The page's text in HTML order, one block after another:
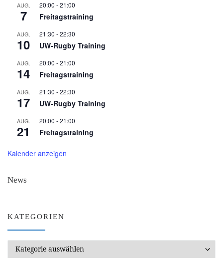
AUG.
7
20:00 -21:00
Freitagstraining
AUG.
10
21:30 -22:30
UW-Rugby Training
AUG.
14
20:00 -21:00
Freitagstraining
AUG.
17
21:30 -22:30
UW-Rugby Training
AUG.
21
20:00 -21:00
Freitagstraining
Kalender anzeigen
News
KATEGORIEN